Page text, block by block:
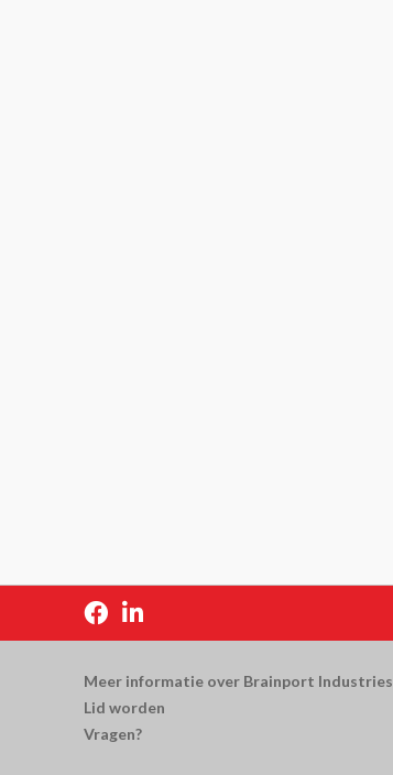
 
Meer informatie over Brainport Industries
Lid worden
Vragen?